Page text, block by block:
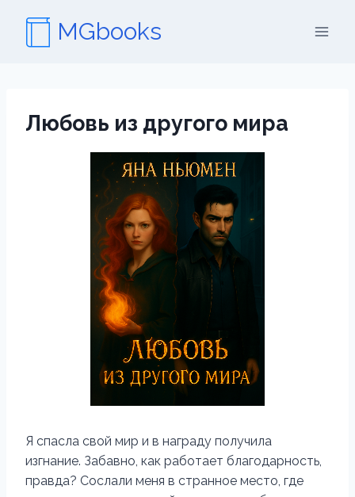
содержимому
MGbooks
Любовь из другого мира
Я спасла свой мир и в награду получила
изгнание. Забавно, как работает благодарность,
правда? Сослали меня в странное место, где